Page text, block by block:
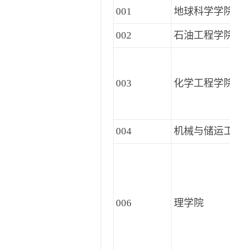
001 地球科学学
002 石油工程学
003 化学工程学
004 机械与储运
006 理学院